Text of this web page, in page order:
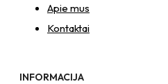
Apie mus
Kontaktai
INFORMACIJA